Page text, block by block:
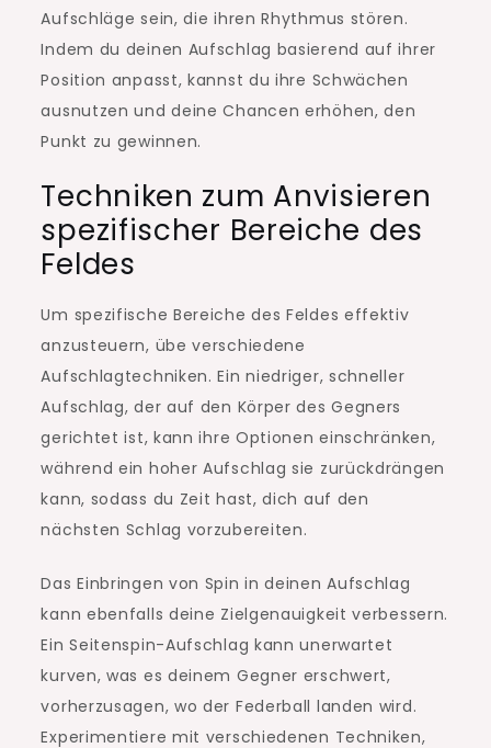
Aufschläge sein, die ihren Rhythmus stören.
Indem du deinen Aufschlag basierend auf ihrer
Position anpasst, kannst du ihre Schwächen
ausnutzen und deine Chancen erhöhen, den
Punkt zu gewinnen.
Techniken zum Anvisieren
spezifischer Bereiche des
Feldes
Um spezifische Bereiche des Feldes effektiv
anzusteuern, übe verschiedene
Aufschlagtechniken. Ein niedriger, schneller
Aufschlag, der auf den Körper des Gegners
gerichtet ist, kann ihre Optionen einschränken,
während ein hoher Aufschlag sie zurückdrängen
kann, sodass du Zeit hast, dich auf den
nächsten Schlag vorzubereiten.
Das Einbringen von Spin in deinen Aufschlag
kann ebenfalls deine Zielgenauigkeit verbessern.
Ein Seitenspin-Aufschlag kann unerwartet
kurven, was es deinem Gegner erschwert,
vorherzusagen, wo der Federball landen wird.
Experimentiere mit verschiedenen Techniken,